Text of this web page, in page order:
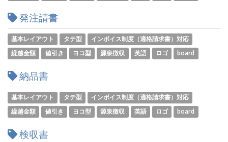
発注請書
基本レイアウト タテ型
インボイス制度（適格請求書）対応
繰越金額
値引き ヨコ型 源泉徴収 英語 ロゴ board
納品書
基本レイアウト タテ型
インボイス制度（適格請求書）対応
繰越金額
値引き ヨコ型 源泉徴収 英語 ロゴ board
検収書